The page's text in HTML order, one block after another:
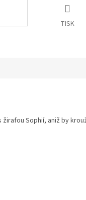
TISK
Sophií, aniž by